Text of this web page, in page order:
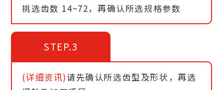
挑选齿数 14~72，再确认所选规格参数
STEP.3
(详细资讯)请先确认所选齿型及形状，再选